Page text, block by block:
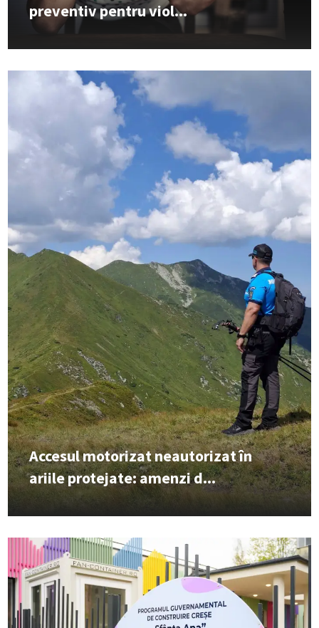
preventiv pentru viol...
Accesul motorizat neautorizat în
ariile protejate: amenzi d...